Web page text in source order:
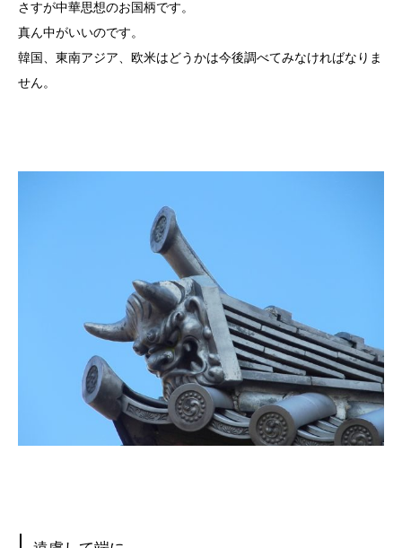
さすが中華思想のお国柄です。
真ん中がいいのです。
韓国、東南アジア、欧米はどうかは今後調べてみなければなりま
せん。